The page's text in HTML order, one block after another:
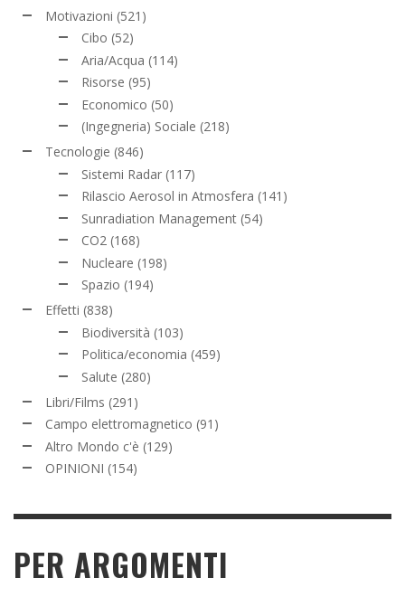
Motivazioni (521)
Cibo (52)
Aria/Acqua (114)
Risorse (95)
Economico (50)
(Ingegneria) Sociale (218)
Tecnologie (846)
Sistemi Radar (117)
Rilascio Aerosol in Atmosfera (141)
Sunradiation Management (54)
CO2 (168)
Nucleare (198)
Spazio (194)
Effetti (838)
Biodiversità (103)
Politica/economia (459)
Salute (280)
Libri/Films (291)
Campo elettromagnetico (91)
Altro Mondo c'è (129)
OPINIONI (154)
PER ARGOMENTI